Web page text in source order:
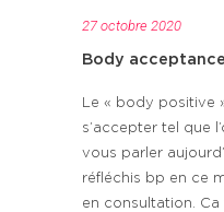
27 octobre 2020
Body acceptance
Le « body positive
s’accepter tel que
vous parler
réfléchis bp en ce
en consultation.